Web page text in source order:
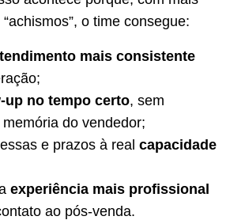
o time consegue:
mais consistente
up no tempo certo, sem
do vendedor;
e prazos à real capacidade
experiência mais profissional
ao pós-venda.